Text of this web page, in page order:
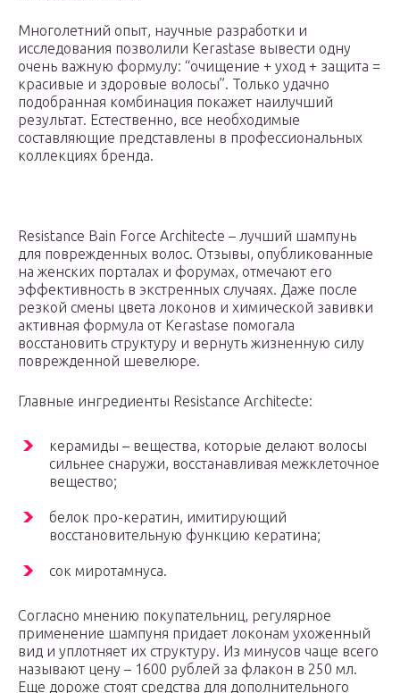
Многолетний опыт, научные разработки и
исследования позволили Kerastase вывести одну
очень важную формулу: “очищение + уход + защита =
красивые и здоровые волосы”. Только удачно
подобранная комбинация покажет наилучший
результат. Естественно, все необходимые
составляющие представлены в профессиональных
коллекциях бренда.
Resistance Bain Force Architecte – лучший шампунь
для поврежденных волос. Отзывы, опубликованные
на женских порталах и форумах, отмечают его
эффективность в экстренных случаях. Даже после
резкой смены цвета локонов и химической завивки
активная формула от Kerastase помогала
восстановить структуру и вернуть жизненную силу
поврежденной шевелюре.
Главные ингредиенты Resistance Architecte:
керамиды – вещества, которые делают волосы
сильнее снаружи, восстанавливая межклеточное
вещество;
белок про-кератин, имитирующий
восстановительную функцию кератина;
сок миротамнуса.
Согласно мнению покупательниц, регулярное
применение шампуня придает локонам ухоженный
вид и уплотняет их структуру. Из минусов чаще всего
называют цену – 1600 рублей за флакон в 250 мл.
Еще дороже стоят средства для дополнительного